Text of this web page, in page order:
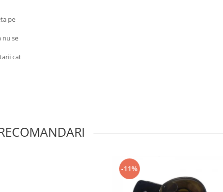
pe
nu se
cat
-11%